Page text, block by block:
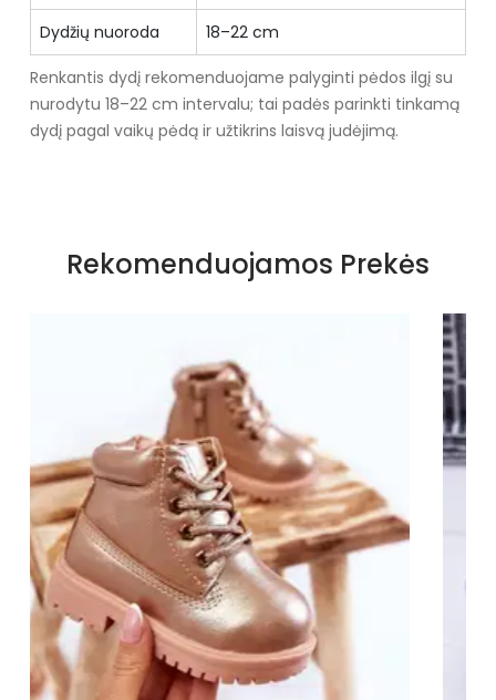
Dydžių nuoroda 18–22 cm
Renkantis dydį rekomenduojame palyginti pėdos ilgį su
nurodytu 18–22 cm intervalu; tai padės parinkti tinkamą
dydį pagal vaikų pėdą ir užtikrins laisvą judėjimą.
atspalviai
Tekstilė
Tekstilė
Platforma /
padas
1,5 cm
Šiltas Ne
Kulno tipas Be kulno
Bendras ilgis 4,5 cm
Kategorija Vaikiškas
Rekomenduojamos Prekės